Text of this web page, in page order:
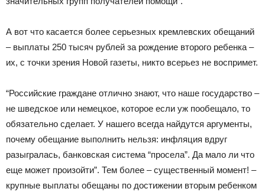
А вот что касается более серьезных кремлевских обещаний
– выплаты 250 тысяч рублей за рождение второго ребенка –
их, с точки зрения Новой газеты, никто всерьез не воспримет.
“Российские граждане отлично знают, что наше государство –
не шведское или немецкое, которое если уж пообещало, то
обязательно сделает. У нашего всегда найдутся аргументы,
почему обещание выполнить нельзя: инфляция вдруг
разыгралась, банковская система “просела”. Да мало ли что
еще может произойти”. Тем более – существенный момент! –
крупные выплаты обещаны по достижении вторым ребенком